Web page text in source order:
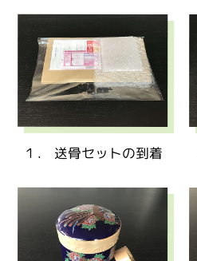
１． 送骨セットの到着